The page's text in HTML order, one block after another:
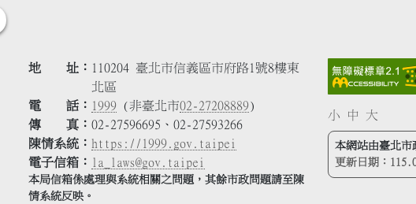
地 址
110204 臺北市信義區市府路1號8樓東
北區
電 話
1999 (非臺北市02-27208889)
傳 真
02-27596695、02-27593266
陳情系統
https://1999.gov.taipei
電子信箱
la_laws@gov.taipei
本局信箱係處理與系統相關之問題，其餘市政問題請至陳
情系統反映。
小 中 大
本網站由臺北市
更新日期：